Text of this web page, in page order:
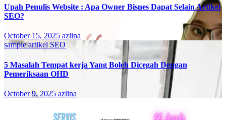
Upah Penulis Website : Apa Owner Bisnes Dapat Selain Artikel
SEO?
October 15, 2025 azlina
sample artikel SEO
5 Masalah Tempat kerja Yang Boleh Dicegah Dengan
Pemeriksaan OHD
October 9, 2025 azlina